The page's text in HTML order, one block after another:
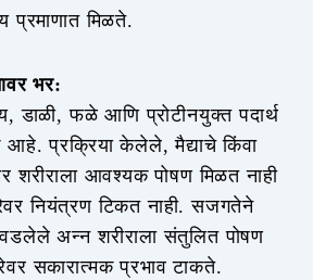
प्रमाणात मिळते.
भर:
डाळी, फळे आणि प्रोटीनयुक्त पदार्थ
प्रक्रिया केलेले, मैद्याचे किंवा
आवश्यक पोषण मिळत नाही
नियंत्रण टिकत नाही. सजगतेने
अन्न शरीराला संतुलित पोषण
सकारात्मक प्रभाव टाकते.